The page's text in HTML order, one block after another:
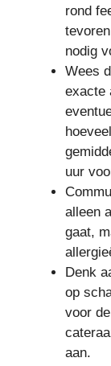
rond
nodig
Wees
exacte
uur
alleen
gaat,
Denk
op
voor
aan.